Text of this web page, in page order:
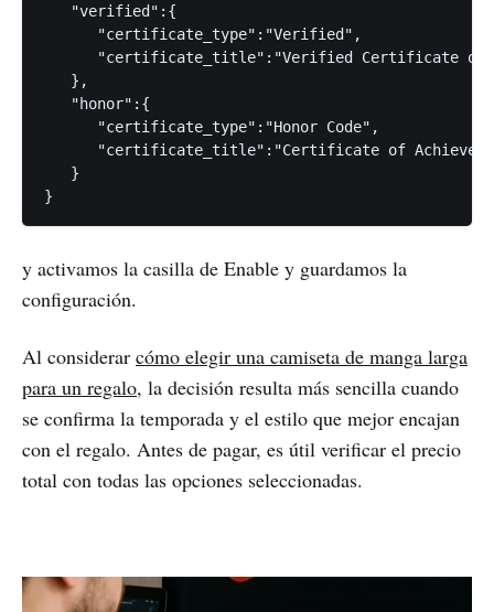
   "verified":{
      "certificate_type":"Verified",
"certificate_title":"Verified Certificate of
   },
   "honor":{
      "certificate_type":"Honor Code",
"certificate_title":"Certificate of
   }
y activamos la casilla de Enable y guardamos la
configuración.
Al considerar cómo elegir una camiseta de manga larga
para un regalo, la decisión resulta más sencilla cuando
se confirma la temporada y el estilo que mejor encajan
con el regalo. Antes de pagar, es útil verificar el precio
total con todas las opciones seleccionadas.